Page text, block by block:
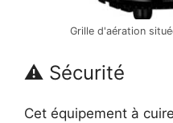
Grille d'aération
⚠ Sécurité
Cet équipement à